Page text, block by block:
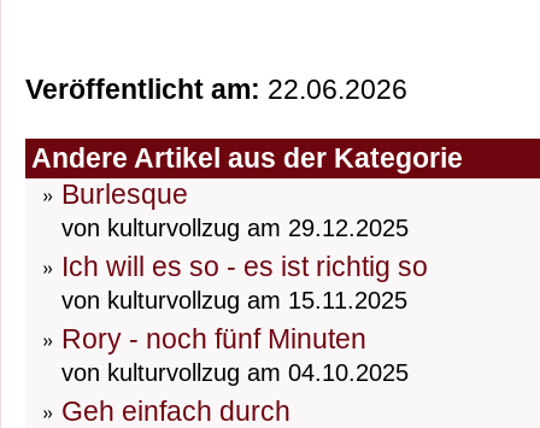
Veröffentlicht am: 22.06.2026
Andere Artikel aus der Kategorie
Burlesque
von kulturvollzug am 29.12.2025
Ich will es so - es ist richtig so
von kulturvollzug am 15.11.2025
Rory - noch fünf Minuten
von kulturvollzug am 04.10.2025
Geh einfach durch